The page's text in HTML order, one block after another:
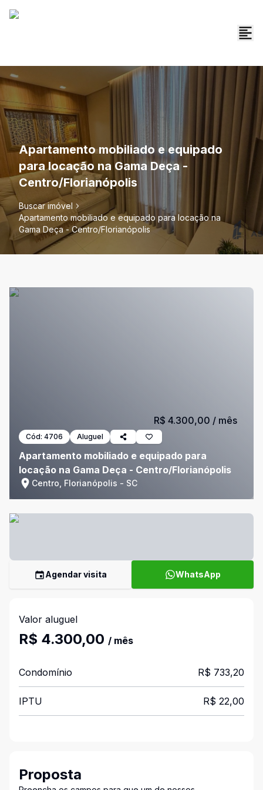
Apartamento mobiliado e equipado
para locação na Gama Deça -
Centro/Florianópolis
Buscar imóvel
Apartamento mobiliado e equipado para locação na
Gama Deça - Centro/Florianópolis
Cód: 4706 Aluguel
Apartamento mobiliado e equipado para
locação na Gama Deça - Centro/Florianópolis
Centro, Florianópolis - SC
R$ 4.300,00 / mês
Agendar visita WhatsApp
Valor aluguel
R$ 4.300,00 / mês
Condomínio R$ 733,20
IPTU R$ 22,00
Proposta